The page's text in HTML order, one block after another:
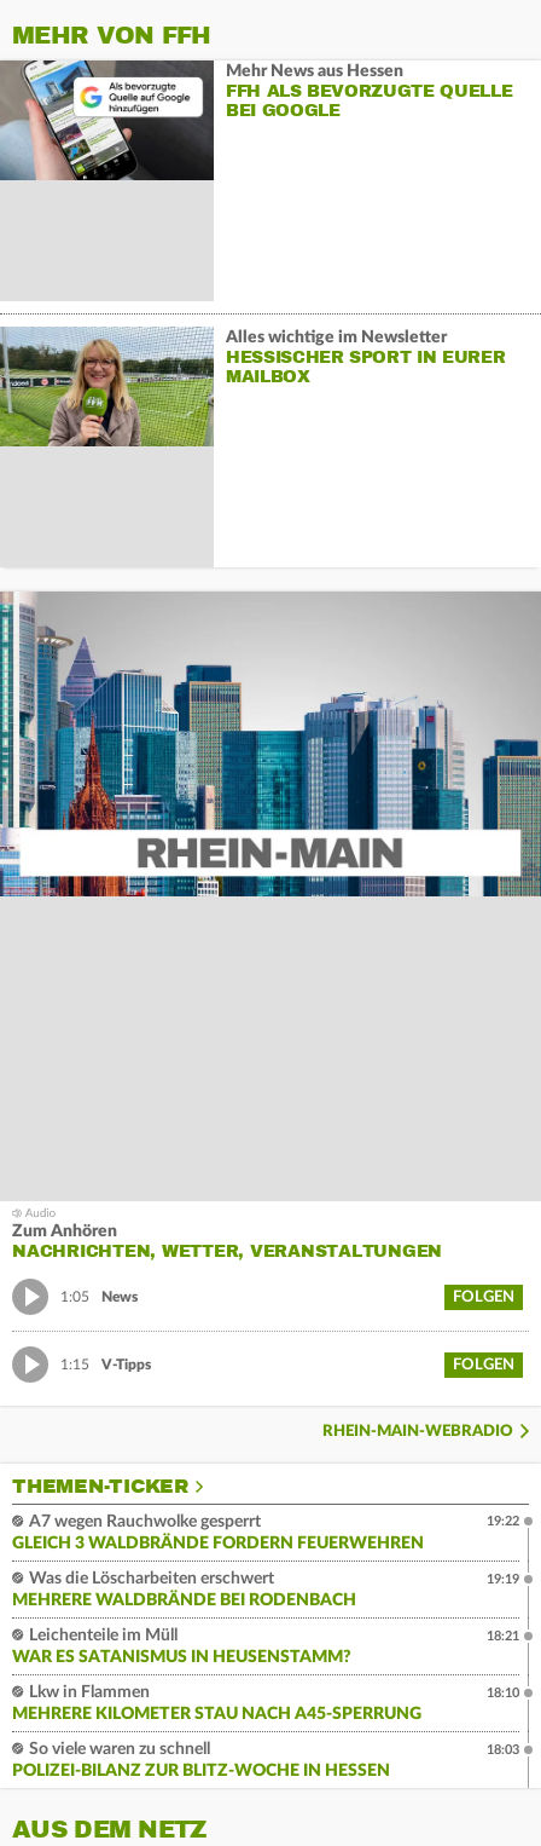
MEHR VON FFH
Mehr News aus Hessen
FFH ALS BEVORZUGTE QUELLE
BEI GOOGLE
Alles wichtige im Newsletter
HESSISCHER SPORT IN EURER
MAILBOX
Zum Anhören
NACHRICHTEN, WETTER, VERANSTALTUNGEN
1:05 News FOLGEN
1:15 V-Tipps FOLGEN
RHEIN-MAIN-WEBRADIO
THEMEN-TICKER
A7 wegen Rauchwolke gesperrt
GLEICH 3 WALDBRÄNDE FORDERN FEUERWEHREN
19:22
Was die Löscharbeiten erschwert
MEHRERE WALDBRÄNDE BEI RODENBACH
19:19
Leichenteile im Müll
WAR ES SATANISMUS IN HEUSENSTAMM?
18:21
Lkw in Flammen
MEHRERE KILOMETER STAU NACH A45-SPERRUNG
18:10
So viele waren zu schnell
POLIZEI-BILANZ ZUR BLITZ-WOCHE IN HESSEN
18:03
AUS DEM NETZ